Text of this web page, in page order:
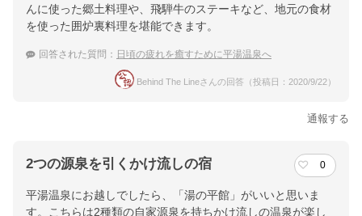
んに使った郷土料理や、飛騨牛のステーキなど、地元の食材
を使った囲炉裏料理を堪能できます。
回答された質問： 日頃の疲れを癒すために平湯温泉へ
Behind The Lineさんの回答（投稿日：2020/9/22）
通報する
2つの源泉を引くかけ流しの宿 0
平湯温泉にお越しでしたら、「湯の平館」がいいと思いま
す。こちらは2種類の自家源泉を持ちかけ流しの温泉が楽し